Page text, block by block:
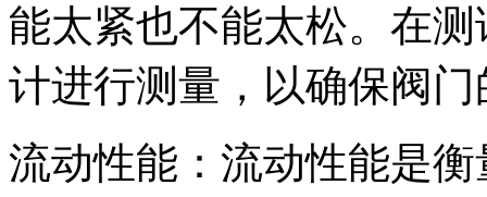
能太紧也不能太松。在
计进行测量，以确保阀
流动性能：流动性能是